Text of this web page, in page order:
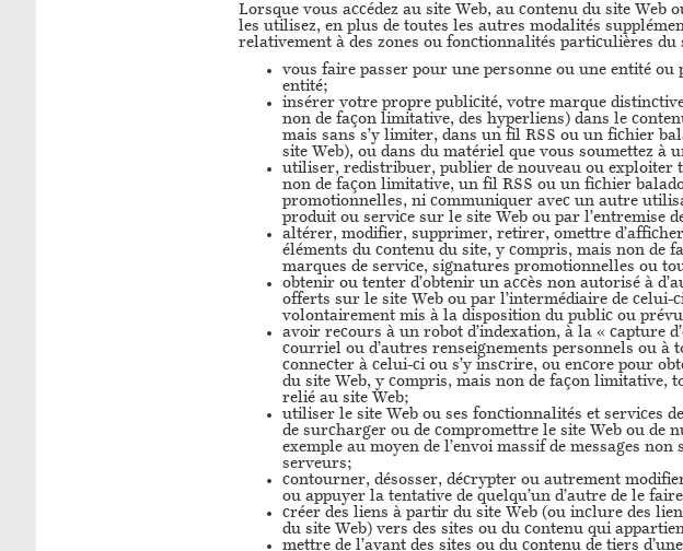
Lorsque vous accédez au site Web, au contenu du site
les utilisez, en plus de toutes les autres modalités
relativement à des zones ou fonctionnalités particulières du
vous faire passer pour une personne ou une entité
entité;
insérer votre propre publicité, votre marque
non de façon limitative, des hyperliens) dans le
mais sans s’y limiter, dans un fil RSS ou un fichier
site Web), ou dans du matériel que vous soumettez à
utiliser, redistribuer, publier de nouveau ou exploiter
non de façon limitative, un fil RSS ou un fichier
promotionnelles, ni communiquer avec un autre
produit ou service sur le site Web ou par l’entremise
altérer, modifier, supprimer, retirer, omettre
éléments du contenu du site, y compris, mais non de
marques de service, signatures promotionnelles ou
obtenir ou tenter d’obtenir un accès non autorisé à
offerts sur le site Web ou par l’intermédiaire de celui-
volontairement mis à la disposition du public ou
avoir recours à un robot d’indexation, à la « capture
courriel ou d’autres renseignements personnels ou à
connecter à celui-ci ou s’y inscrire, ou encore pour
du site Web, y compris, mais non de façon limitative,
relié au site Web;
utiliser le site Web ou ses fonctionnalités et services
de surcharger ou de compromettre le site Web ou de
exemple au moyen de l’envoi massif de messages
serveurs;
contourner, désosser, décrypter ou autrement
ou appuyer la tentative de quelqu’un d’autre de le
créer des liens à partir du site Web (ou inclure des
du site Web) vers des sites ou du contenu qui
mettre de l’avant des sites ou du contenu de tiers